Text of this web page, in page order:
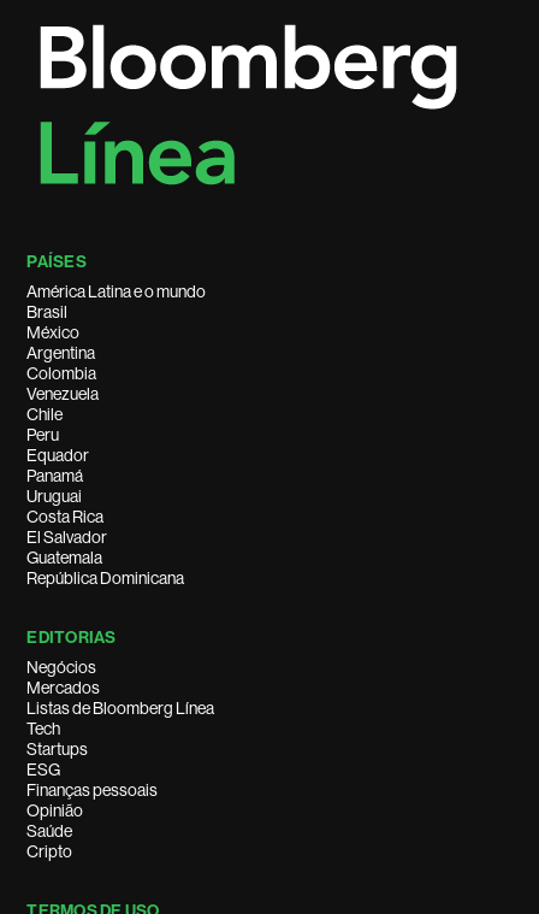
PAÍSES
América Latina e o mundo
Brasil
México
Argentina
Colombia
Venezuela
Chile
Peru
Equador
Panamá
Uruguai
Costa Rica
El Salvador
Guatemala
República Dominicana
EDITORIAS
Negócios
Mercados
Listas de Bloomberg Línea
Tech
Startups
ESG
Finanças pessoais
Opinião
Saúde
Cripto